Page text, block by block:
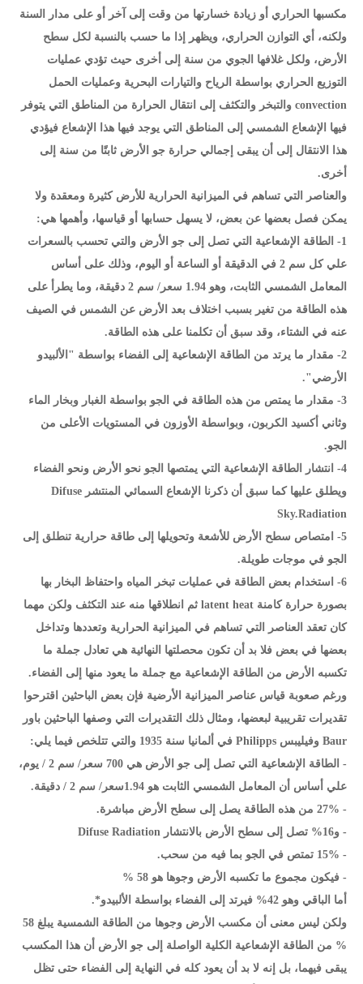
مكسبها الحراري أو زيادة خسارتها من وقت إلى آخر أو على مدار السنة
ولكنه، أي التوازن الحراري، ويظهر إذا ما حسب بالنسبة لكل سطح
الأرض، ولكل غلافها الجوي من سنة إلى أخرى حيث تؤدي عمليات
التوزيع الحراري بواسطة الرياح والتيارات البحرية وعمليات الحمل
convection والتبخر والتكثف إلى انتقال الحرارة من المناطق التي يتوفر
فيها الإشعاع الشمسي إلى المناطق التي يوجد فيها هذا الإشعاع فيؤدي
هذا الانتقال إلى أن يبقى إجمالي حرارة جو الأرض ثابتًا من سنة إلى
أخرى.
والعناصر التي تساهم في الميزانية الحرارية للأرض كثيرة ومعقدة ولا
يمكن فصل بعضها عن بعض، لا يسهل حسابها أو قياسها، وأهمها هي:
1- الطاقة الإشعاعية التي تصل إلى جو الأرض والتي تحسب بالسعرات
علي كل سم 2 في الدقيقة أو الساعة أو اليوم، وذلك على أساس
المعامل الشمسي الثابت، وهو 1.94 سعر/ سم 2 دقيقة، وما يطرأ على
هذه الطاقة من تغير بسبب اختلاف بعد الأرض عن الشمس في الصيف
عنه في الشتاء، وقد سبق أن تكلمنا على هذه الطاقة.
2- مقدار ما يرتد من الطاقة الإشعاعية إلى الفضاء بواسطة "الألبيدو
الأرضي".
3- مقدار ما يمتص من هذه الطاقة في الجو بواسطة الغبار وبخار الماء
وثاني أكسيد الكربون، وبواسطة الأوزون في المستويات الأعلى من
الجو.
4- انتشار الطاقة الإشعاعية التي يمتصها الجو نحو الأرض ونحو الفضاء
ويطلق عليها كما سبق أن ذكرنا الإشعاع السمائي المنتشر Difuse
Sky.Radiation
5- امتصاص سطح الأرض للأشعة وتحويلها إلى طاقة حرارية تنطلق إلى
الجو في موجات طويلة.
6- استخدام بعض الطاقة في عمليات تبخر المياه واحتفاظ البخار بها
بصورة حرارة كامنة latent heat ثم انطلاقها منه عند التكثف ولكن مهما
كان تعقد العناصر التي تساهم في الميزانية الحرارية وتعددها وتداخل
بعضها في بعض فلا بد أن تكون محصلتها النهائية هي تعادل جملة ما
تكسبه الأرض من الطاقة الإشعاعية مع جملة ما يعود منها إلى الفضاء.
ورغم صعوبة قياس عناصر الميزانية الأرضية فإن بعض الباحثين اقترحوا
تقديرات تقريبية لبعضها، ومثال ذلك التقديرات التي وصفها الباحثين باور
Baur وفيليبس Philipps في ألمانيا سنة 1935 والتي تتلخص فيما يلي:
- الطاقة الإشعاعية التي تصل إلى جو الأرض هي 700 سعر/ سم 2 / يوم،
علي أساس أن المعامل الشمسي الثابت هو 1.94سعر/ سم 2 / دقيقة.
- 27% من هذه الطاقة يصل إلى سطح الأرض مباشرة.
- و16% تصل إلى سطح الأرض بالانتشار Difuse Radiation
- 15% تمتص في الجو بما فيه من سحب.
- فيكون مجموع ما تكسبه الأرض وجوها هو 58 %
أما الباقي وهو 42% فيرتد إلى الفضاء بواسطة الألبيدو*.
ولكن ليس معنى أن مكسب الأرض وجوها من الطاقة الشمسية يبلغ 58
% من الطاقة الإشعاعية الكلية الواصلة إلى جو الأرض أن هذا المكسب
يبقى فيهما، بل إنه لا بد أن يعود كله في النهاية إلى الفضاء حتى تظل